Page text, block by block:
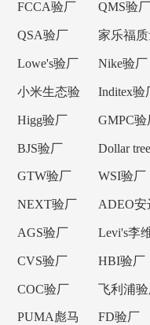
FCCA验厂 QMS验厂
QSA验厂
家乐福
验厂
Lowe's验厂 Nike验厂
小米生态验
厂
Inditex验
Higg验厂 GMPC验
BJS验厂
Dollar
元树验厂
GTW验厂 WSI验厂
NEXT验厂
ADEO安
验厂
AGS验厂
Levi's李
验厂
CVS验厂 HBI验厂
COC验厂 飞利浦
PUMA彪马
FD验厂